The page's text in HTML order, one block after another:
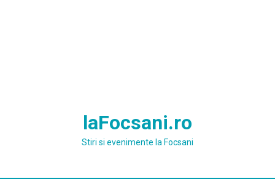
laFocsani.ro
Stiri si evenimente la Focsani